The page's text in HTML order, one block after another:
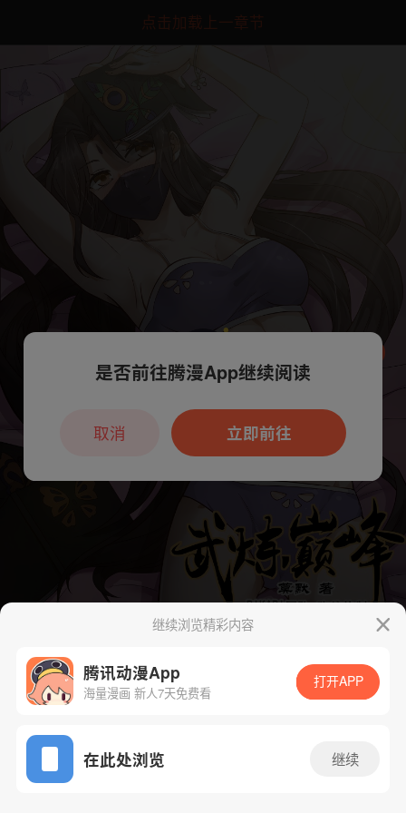
点击加载上一章节
App免费看
下一话 腾漫App免费看
继续浏览精彩内容
腾讯动漫App
海量漫画 新人7天免费看
打开APP
在此处浏览 继续
本章节仅支持App阅读，可打开App新用
户7天免费看
是否前往腾漫App继续阅读
立即前往
取消